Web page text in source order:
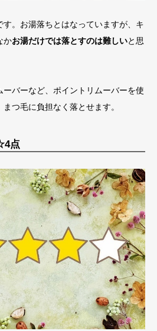
す。お湯落ちとはなっていますが、キ
かお湯だけでは落とすのは難しいと思
バーなど、ポイントリムーバーを使
つ毛に負担なく落とせます。
点